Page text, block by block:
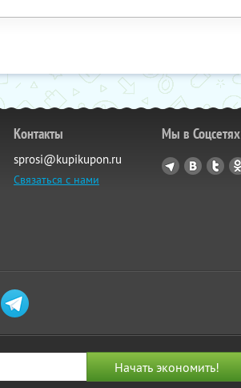
Контакты
sprosi@kupikupon.ru
Связаться с нами
Мы в Соцсетях